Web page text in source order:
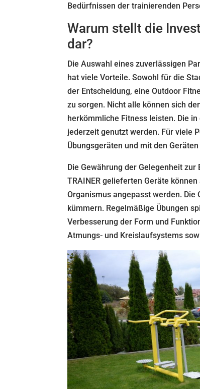
Bedürfnissen der trainierenden
Warum stellt die
dar?
Die Auswahl eines zuverlässigen
hat viele Vorteile. Sowohl für die
der Entscheidung, eine Outdoor
zu sorgen. Nicht alle können sich
herkömmliche Fitness leisten. Die
jederzeit genutzt werden. Für viele
Übungsgeräten und mit den
Die Gewährung der Gelegenheit zur
TRAINER gelieferten Geräte
Organismus angepasst werden.
kümmern. Regelmäßige Übungen
Verbesserung der Form und
Atmungs- und Kreislaufsystems